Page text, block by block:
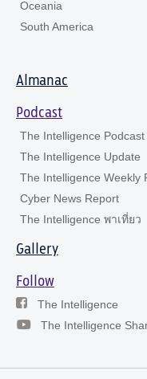
Oceania
South America
Almanac
Podcast
The Intelligence Podcast
The Intelligence Update
The Intelligence Weekly
Cyber News Report
The Intelligence พาเที่ยว
Gallery
Follow
The Intelligence
The Intelligence